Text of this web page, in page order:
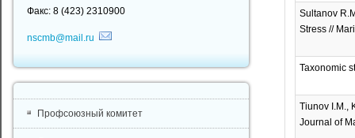
Sultanov
Stress //
Taxonomic
Tiunov I.M.,
Journal of
Факс: 8 (423) 2310900
nscmb@mail.ru
Профсоюзный комитет